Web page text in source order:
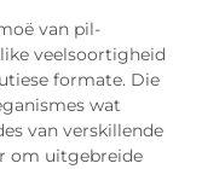
van pil-
veelsoortigheid
formate. Die
wat
van verskillende
om uitgebreide